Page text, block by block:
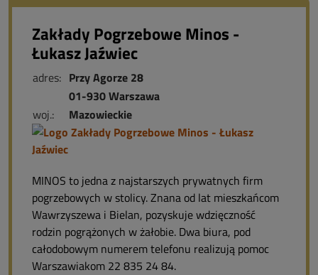
Zakłady Pogrzebowe Minos -
Łukasz Jaźwiec
adres: Przy Agorze 28
01-930 Warszawa
woj.:
Mazowieckie
MINOS to jedna z najstarszych prywatnych firm
pogrzebowych w stolicy. Znana od lat mieszkańcom
Wawrzyszewa i Bielan, pozyskuje wdzięczność
rodzin pogrążonych w żałobie. Dwa biura, pod
całodobowym numerem telefonu realizują pomoc
Warszawiakom 22 835 24 84.